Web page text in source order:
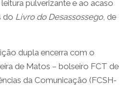
pulverizante e ao acaso
do Livro do Desassossego, de
dupla encerra com o
de Matos – bolseiro FCT de
da Comunicação (FCSH-